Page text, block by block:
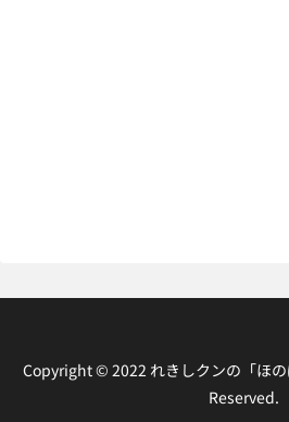
Copyright © 2022 れきしクンの「ほ
Reserved.